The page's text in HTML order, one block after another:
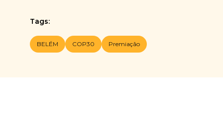
Tags:
BELÉM COP30 Premiação